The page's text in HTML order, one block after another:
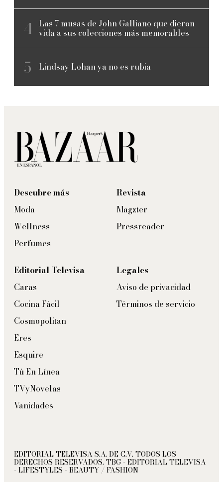
Las 7 musas de John Galliano que dieron
vida a sus colecciones más memorables
Lindsay Lohan ya no es rubia
Descubre más
Moda
Wellness
Perfumes
Revista
Magzter
Pressreader
Editorial Televisa
Caras
Cocina Fácil
Cosmopolitan
Eres
Esquire
Tú En Línea
TVyNovelas
Vanidades
Legales
Aviso de privacidad
Términos de servicio
EDITORIAL TELEVISA S.A. DE C.V. TODOS LOS
DERECHOS RESERVADOS. TBG - EDITORIAL TELEVISA
- LIFESTYLES - BEAUTY / FASHION